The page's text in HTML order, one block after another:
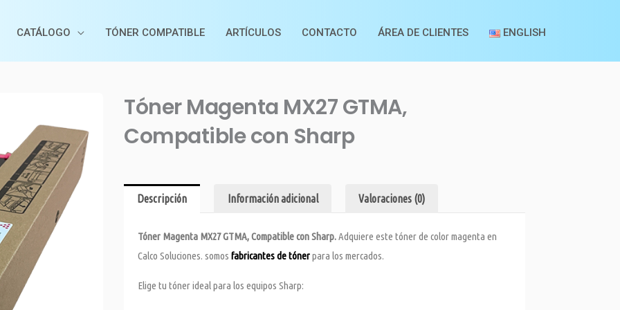
CATÁLOGO TÓNER COMPATIBLE ARTÍCULOS CONTACTO ÁREA DE CLIENTES ENGLISH
Tóner Magenta MX27 GTMA,
Compatible con Sharp
Descripción Información adicional Valoraciones (0)
Tóner Magenta MX27 GTMA, Compatible con Sharp.Adquiere este tóner de color magenta en
Calco Soluciones. somos fabricantes de tónerpara los mercados.
Elige tu tóner ideal para los equipos Sharp: